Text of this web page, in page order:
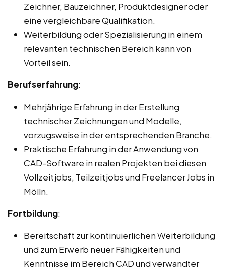
Zeichner, Bauzeichner, Produktdesigner oder
eine vergleichbare Qualifikation.
Weiterbildung oder Spezialisierung in einem
relevanten technischen Bereich kann von
Vorteil sein.
Berufserfahrung:
Mehrjährige Erfahrung in der Erstellung
technischer Zeichnungen und Modelle,
vorzugsweise in der entsprechenden Branche.
Praktische Erfahrung in der Anwendung von
CAD-Software in realen Projekten bei diesen
Vollzeitjobs, Teilzeitjobs und Freelancer Jobs in
Mölln.
Fortbildung:
Bereitschaft zur kontinuierlichen Weiterbildung
und zum Erwerb neuer Fähigkeiten und
Kenntnisse im Bereich CAD und verwandter